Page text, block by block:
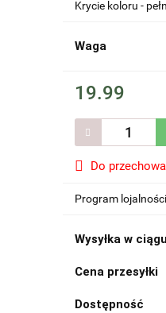
Krycie koloru -
Waga
19.99
Do
Program
Wysyłka w ciągu
Cena przesyłki
Dostępność